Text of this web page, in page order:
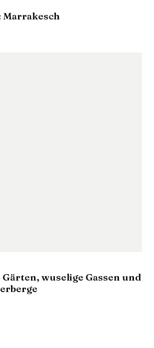
Marrakesch
wuselige Gassen und